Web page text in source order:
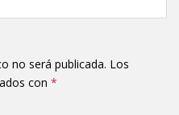
no será publicada. Los
con *